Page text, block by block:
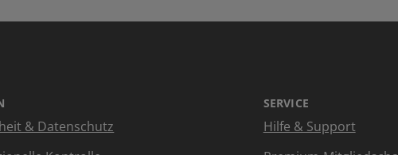
& Datenschutz
SERVICE
Hilfe & Support